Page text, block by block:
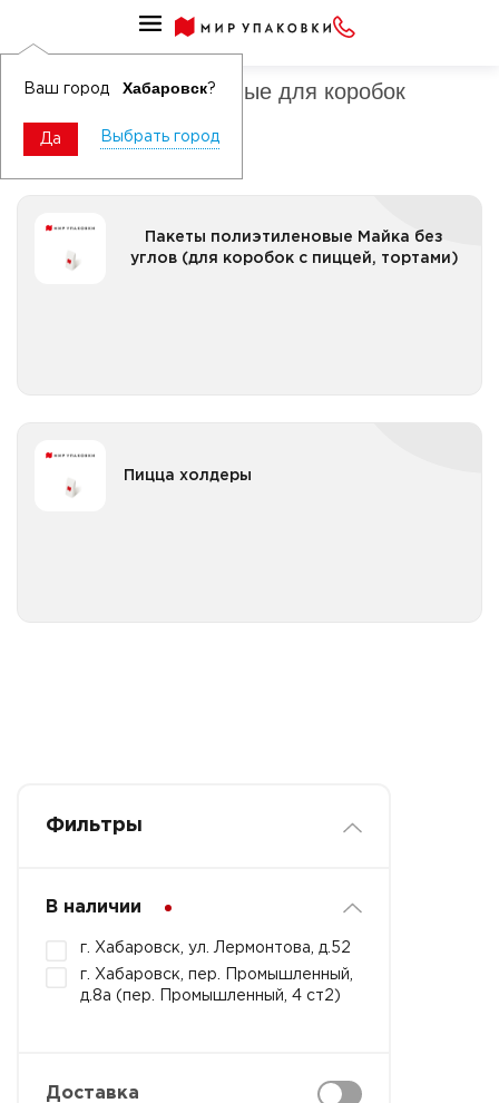
Ваш город Хабаровск?
Да Выбрать город
Пакеты полиэтиленовые для коробок
Пакеты полиэтиленовые Майка без
углов (для коробок с пиццей, тортами)
Пакеты полиэтиленовые Майка без углов (для
коробок с пиццей, тортами)
Пицца холдеры
Фильтры
В наличии
г. Хабаровск, ул. Лермонтова, д.52
г. Хабаровск, пер. Промышленный,
д.8а (пер. Промышленный, 4 ст2)
Доставка